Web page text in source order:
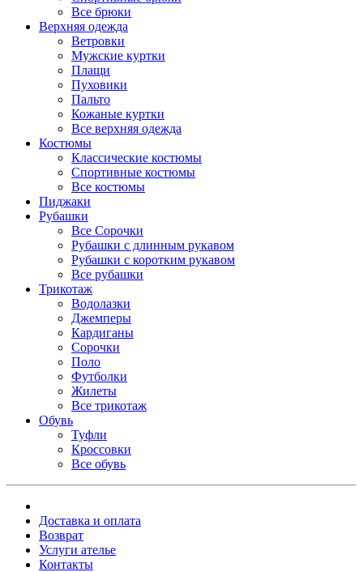
Все брюки
Верхняя одежда
Ветровки
Мужские куртки
Плащи
Пуховики
Пальто
Кожаные куртки
Все верхняя одежда
Костюмы
Классические костюмы
Спортивные костюмы
Все костюмы
Пиджаки
Рубашки
Все Сорочки
Рубашки с длинным рукавом
Рубашки с коротким рукавом
Все рубашки
Трикотаж
Водолазки
Джемперы
Кардиганы
Сорочки
Поло
Футболки
Жилеты
Все трикотаж
Обувь
Туфли
Кроссовки
Все обувь
Доставка и оплата
Возврат
Услуги ателье
Контакты